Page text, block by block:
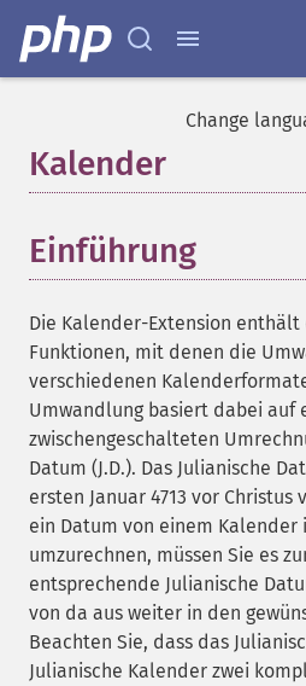
Change
Kalender
Einführung
Die Kalender-Extension enthält
Funktionen, mit denen die
verschiedenen
Umwandlung basiert dabei auf
zwischengeschalteten
Datum (J.D.). Das Julianische
ersten Januar 4713 vor Christus
ein Datum von einem Kalender
umzurechnen, müssen Sie es
entsprechende Julianische
von da aus weiter in den
Beachten Sie, dass das
Julianische Kalender zwei